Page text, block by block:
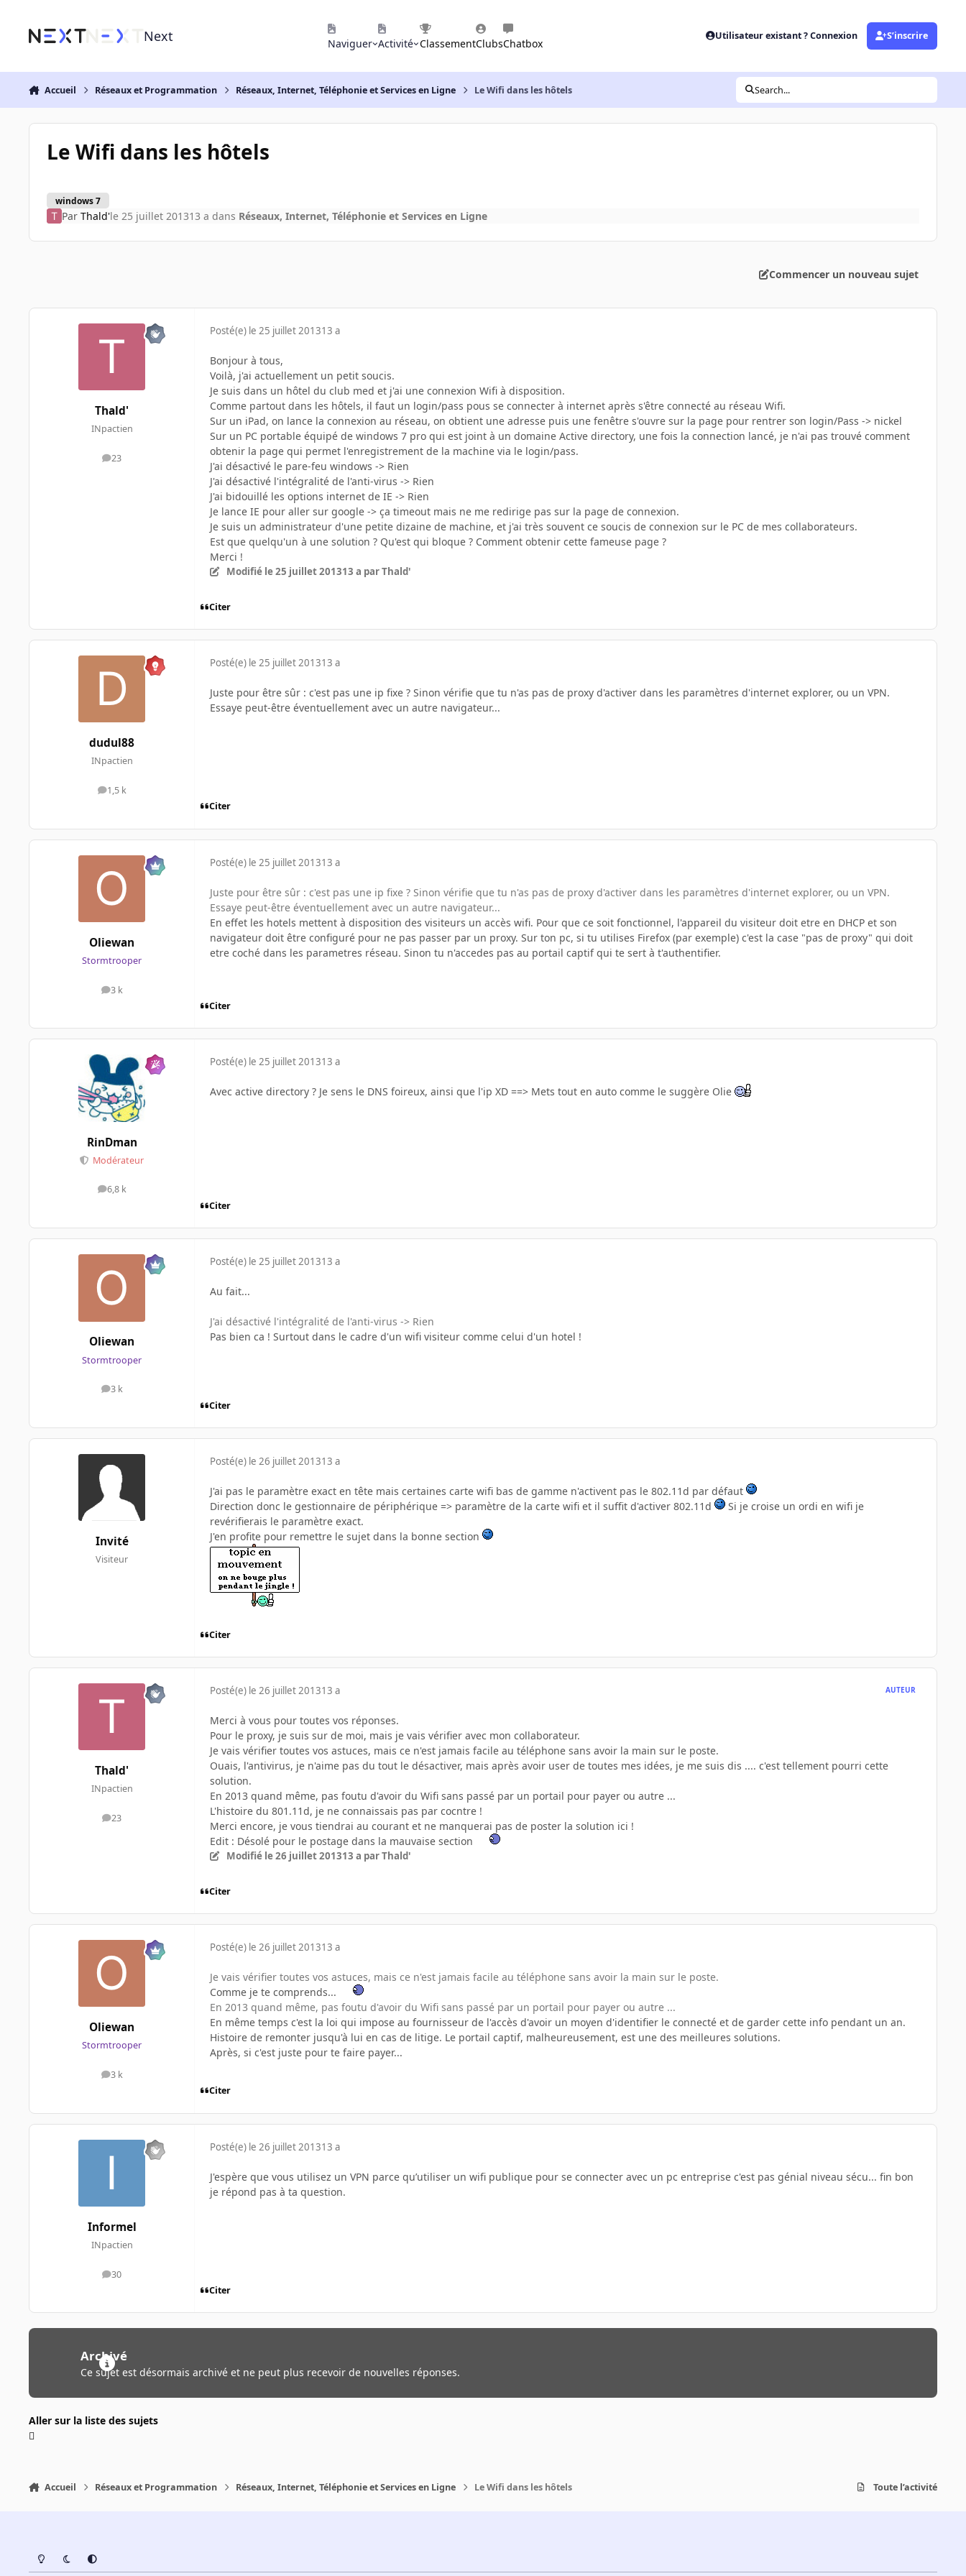
Next Naviguer Activité ClassementClubsChatbox
Utilisateur existant ? Connexion S’inscrire
Accueil Réseaux et Programmation Réseaux, Internet, Téléphonie et Services en Ligne Le Wifi dans les hôtels Search...
Le Wifi dans les hôtels
windows 7
Par Thald'le 25 juillet 201313 a dans Réseaux, Internet, Téléphonie et Services en Ligne
Commencer un nouveau sujet
Thald'
INpactien
23
messages
Posté(e) le 25 juillet 201313 a
Bonjour à tous,
Voilà, j'ai actuellement un petit soucis.
Je suis dans un hôtel du club med et j'ai une connexion Wifi à disposition.
Comme partout dans les hôtels, il faut un login/pass pous se connecter à internet après s'être connecté au réseau Wifi.
Sur un iPad, on lance la connexion au réseau, on obtient une adresse puis une fenêtre s'ouvre sur la page pour rentrer son login/Pass -> nickel
Sur un PC portable équipé de windows 7 pro qui est joint à un domaine Active directory, une fois la connection lancé, je n'ai pas trouvé comment
obtenir la page qui permet l'enregistrement de la machine via le login/pass.
J'ai désactivé le pare-feu windows -> Rien
J'ai désactivé l'intégralité de l'anti-virus -> Rien
J'ai bidouillé les options internet de IE -> Rien
Je lance IE pour aller sur google -> ça timeout mais ne me redirige pas sur la page de connexion.
Je suis un administrateur d'une petite dizaine de machine, et j'ai très souvent ce soucis de connexion sur le PC de mes collaborateurs.
Est que quelqu'un à une solution ? Qu'est qui bloque ? Comment obtenir cette fameuse page ?
Merci !
Modifié le 25 juillet 201313 a par Thald'
Citer
dudul88
INpactien
1,5 k
messages
Posté(e) le 25 juillet 201313 a
Juste pour être sûr : c'est pas une ip fixe ? Sinon vérifie que tu n'as pas de proxy d'activer dans les paramètres d'internet explorer, ou un VPN.
Essaye peut-être éventuellement avec un autre navigateur...
Citer
Oliewan
Stormtrooper
3 k
messages
Posté(e) le 25 juillet 201313 a
Juste pour être sûr : c'est pas une ip fixe ? Sinon vérifie que tu n'as pas de proxy d'activer dans les paramètres d'internet explorer, ou un VPN.
Essaye peut-être éventuellement avec un autre navigateur...
En effet les hotels mettent à disposition des visiteurs un accès wifi. Pour que ce soit fonctionnel, l'appareil du visiteur doit etre en DHCP et son
navigateur doit être configuré pour ne pas passer par un proxy. Sur ton pc, si tu utilises Firefox (par exemple) c'est la case "pas de proxy" qui doit
etre coché dans les parametres réseau. Sinon tu n'accedes pas au portail captif qui te sert à t'authentifier.
Citer
RinDman
Modérateur
6,8 k
messages
Posté(e) le 25 juillet 201313 a
Avec active directory ? Je sens le DNS foireux, ainsi que l'ip XD ==> Mets tout en auto comme le suggère Olie
Citer
Oliewan
Stormtrooper
3 k
messages
Posté(e) le 25 juillet 201313 a
Au fait...
J'ai désactivé l'intégralité de l'anti-virus -> Rien
Pas bien ca ! Surtout dans le cadre d'un wifi visiteur comme celui d'un hotel !
Citer
Invité
Visiteur
Posté(e) le 26 juillet 201313 a
J'ai pas le paramètre exact en tête mais certaines carte wifi bas de gamme n'activent pas le 802.11d par défaut
Direction donc le gestionnaire de périphérique => paramètre de la carte wifi et il suffit d'activer 802.11d
Si je croise un ordi en wifi je
revérifierais le paramètre exact.
J'en profite pour remettre le sujet dans la bonne section
Citer
Thald'
INpactien
23
messages
Posté(e) le 26 juillet 201313 a AUTEUR
Merci à vous pour toutes vos réponses.
Pour le proxy, je suis sur de moi, mais je vais vérifier avec mon collaborateur.
Je vais vérifier toutes vos astuces, mais ce n'est jamais facile au téléphone sans avoir la main sur le poste.
Ouais, l'antivirus, je n'aime pas du tout le désactiver, mais après avoir user de toutes mes idées, je me suis dis .... c'est tellement pourri cette
solution.
En 2013 quand même, pas foutu d'avoir du Wifi sans passé par un portail pour payer ou autre ...
L'histoire du 801.11d, je ne connaissais pas par cocntre !
Merci encore, je vous tiendrai au courant et ne manquerai pas de poster la solution ici !
Edit : Désolé pour le postage dans la mauvaise section
Modifié le 26 juillet 201313 a par Thald'
Citer
Oliewan
Stormtrooper
3 k
messages
Posté(e) le 26 juillet 201313 a
Je vais vérifier toutes vos astuces, mais ce n'est jamais facile au téléphone sans avoir la main sur le poste.
Comme je te comprends...
En 2013 quand même, pas foutu d'avoir du Wifi sans passé par un portail pour payer ou autre ...
En même temps c'est la loi qui impose au fournisseur de l'accès d'avoir un moyen d'identifier le connecté et de garder cette info pendant un an.
Histoire de remonter jusqu'à lui en cas de litige. Le portail captif, malheureusement, est une des meilleures solutions.
Après, si c'est juste pour te faire payer...
Citer
Informel
INpactien
30
messages
Posté(e) le 26 juillet 201313 a
J'espère que vous utilisez un VPN parce qu’utiliser un wifi publique pour se connecter avec un pc entreprise c'est pas génial niveau sécu... fin bon
je répond pas à ta question.
Citer
Archivé
Ce sujet est désormais archivé et ne peut plus recevoir de nouvelles réponses.
Aller sur la liste des sujets
Accueil Réseaux et Programmation Réseaux, Internet, Téléphonie et Services en Ligne Le Wifi dans les hôtels Toute l’activité
Light ModeDark ModeSystem Preference